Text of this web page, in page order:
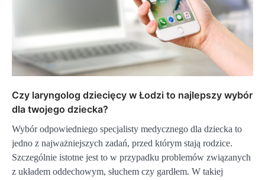
Czy laryngolog dziecięcy w Łodzi to najlepszy wybór
dla twojego dziecka?
Wybór odpowiedniego specjalisty medycznego dla dziecka to
jedno z najważniejszych zadań, przed którym stają rodzice.
Szczególnie istotne jest to w przypadku problemów związanych
z układem oddechowym, słuchem czy gardłem. W takiej